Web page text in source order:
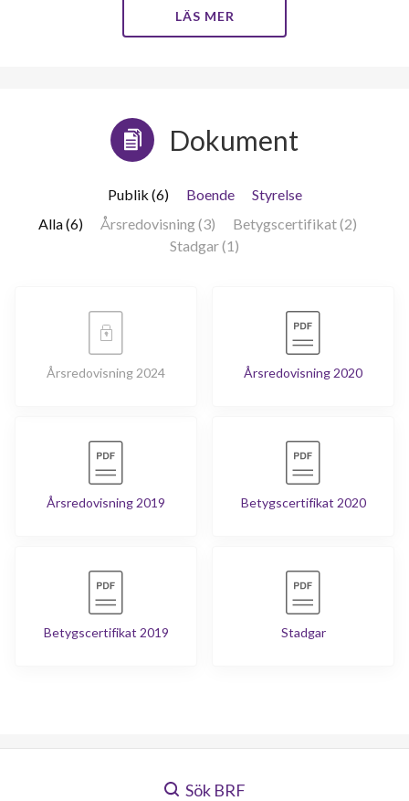
LÄS MER
Dokument
Publik (6) Boende
Styrelse
Alla (6)
Årsredovisning (3)
Betygscertifikat (2)
Stadgar (1)
Årsredovisning 2024 Årsredovisning 2020
Årsredovisning 2019 Betygscertifikat 2020
Betygscertifikat 2019 Stadgar
Sök BRF